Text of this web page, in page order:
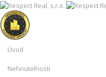
Úvod
Nehnuteľnosti